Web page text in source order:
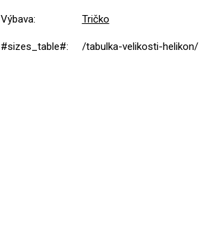
Výbava: Tričko
#sizes_table#: /tabulka-velikosti-helikon/